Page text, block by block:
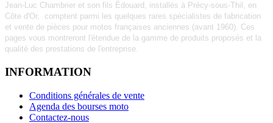
Jean-Luc Chambrier et son fils Édouard, installés à Précy-sous-Thil, en
Côte d'Or, comptent parmi les quelques rares spécialistes de fabrication
et vente de pièces pour motos françaises anciennes (avant 1960). Ces
pages vous montreront l'étendue de la gamme de produits proposés et la
qualité des prestations de l'entreprise.
INFORMATION
Conditions générales de vente
Agenda des bourses moto
Contactez-nous